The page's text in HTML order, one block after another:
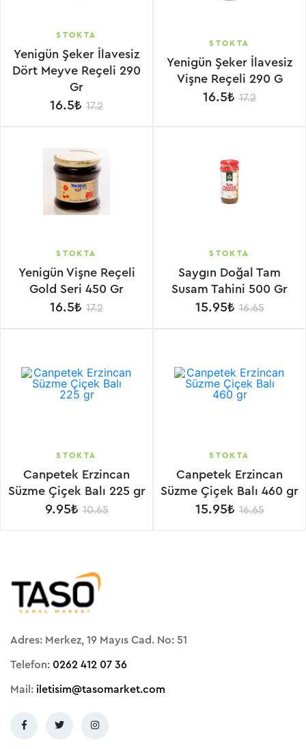
STOKTA
Yenigün Şeker İlavesiz
Dört Meyve Reçeli 290
Gr
16.5₺ 17.2
STOKTA
Yenigün Şeker İlavesiz
Vişne Reçeli 290 G
16.5₺ 17.2
STOKTA
Yenigün Vişne Reçeli
Gold Seri 450 Gr
16.5₺ 17.2
STOKTA
Saygın Doğal Tam
Susam Tahini 500 Gr
15.95₺16.65
STOKTA
Canpetek Erzincan
Süzme Çiçek Balı 225 gr
9.95₺10.65
STOKTA
Canpetek Erzincan
Süzme Çiçek Balı 460 gr
15.95₺16.65
Adres: Merkez, 19 Mayıs Cad. No: 51
Telefon: 0262 412 07 36
Mail: iletisim@tasomarket.com